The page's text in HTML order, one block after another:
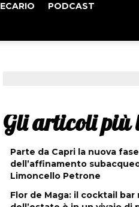
PODCAST
Gli articoli più
Parte da Capri la nuova fase
dell’affinamento
Limoncello Petrone
Flor de Maga: il cocktail bar